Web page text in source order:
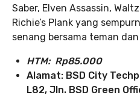
Saber, Elven Assassin,
Richie’s Plank yang
senang bersama teman
HTM: Rp85.000
Alamat: BSD City
L82, Jln. BSD Green